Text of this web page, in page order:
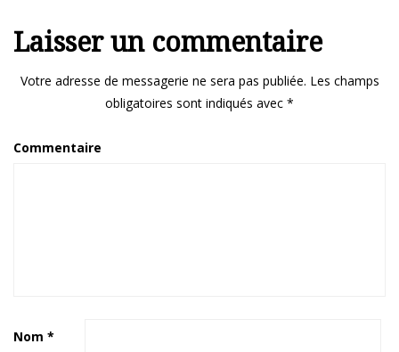
Laisser un commentaire
Votre adresse de messagerie ne sera pas publiée. Les champs
obligatoires sont indiqués avec *
Commentaire
Nom *